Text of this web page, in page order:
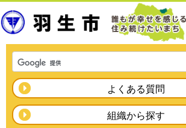
よくある質問
組織から探す